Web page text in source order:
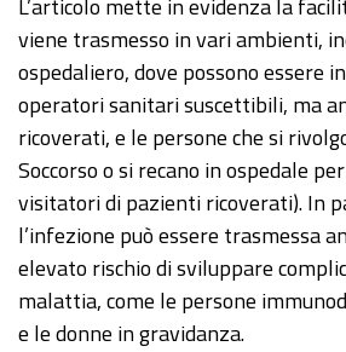
L’articolo mette in evidenza la
viene trasmesso in vari ambienti,
ospedaliero, dove possono essere
operatori sanitari suscettibili, ma
ricoverati, e le persone che si
Soccorso o si recano in ospedale
visitatori di pazienti ricoverati). In
l’infezione può essere trasmessa
elevato rischio di sviluppare
malattia, come le persone
e le donne in gravidanza.